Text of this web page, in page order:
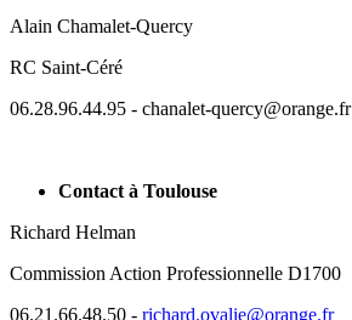
Alain Chamalet-Quercy
RC Saint-Céré
06.28.96.44.95 - chanalet-quercy@orange.fr
Contact à Toulouse
Richard Helman
Commission Action Professionnelle D1700
06.21.66.48.50 - richard.ovalie@orange.fr